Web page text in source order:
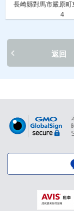
長崎縣對馬市嚴原町
４
返回